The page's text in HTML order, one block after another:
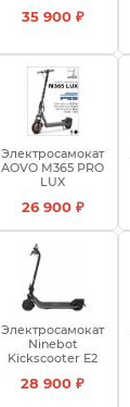
35 900 ₽
Электросамокат
AOVO M365 PRO
LUX
26 900 ₽
Электросамокат
Ninebot
Kickscooter E2
28 900 ₽